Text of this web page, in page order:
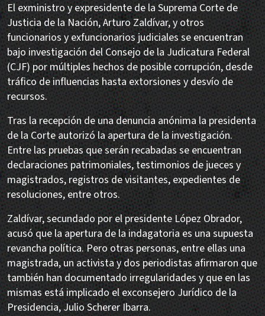
El exministro y expresidente de la Suprema Corte de
Justicia de la Nación, Arturo Zaldívar, y otros
funcionarios y exfuncionarios judiciales se encuentran
bajo investigación del Consejo de la Judicatura Federal
(CJF) por múltiples hechos de posible corrupción, desde
tráfico de influencias hasta extorsiones y desvío de
recursos.
Tras la recepción de una denuncia anónima la presidenta
de la Corte autorizó la apertura de la investigación.
Entre las pruebas que serán recabadas se encuentran
declaraciones patrimoniales, testimonios de jueces y
magistrados, registros de visitantes, expedientes de
resoluciones, entre otros.
Zaldívar, secundado por el presidente López Obrador,
acusó que la apertura de la indagatoria es una supuesta
revancha política. Pero otras personas, entre ellas una
magistrada, un activista y dos periodistas afirmaron que
también han documentado irregularidades y que en las
mismas está implicado el exconsejero Jurídico de la
Presidencia, Julio Scherer Ibarra.